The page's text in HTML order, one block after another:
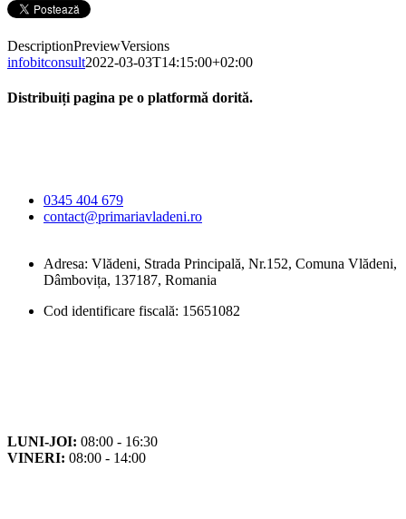
DescriptionPreviewVersions
infobitconsult2022-03-03T14:15:00+02:00
Distribuiți pagina pe o platformă dorită.
0345 404 679
contact@primariavladeni.ro
Adresa: Vlădeni, Strada Principală, Nr.152, Comuna Vlădeni,
Dâmbovița, 137187, Romania
Cod identificare fiscală: 15651082
LUNI-JOI: 08:00 - 16:30
VINERI: 08:00 - 14:00